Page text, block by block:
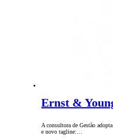
Ernst &
A consultora de Gestão
e novo tagline:…